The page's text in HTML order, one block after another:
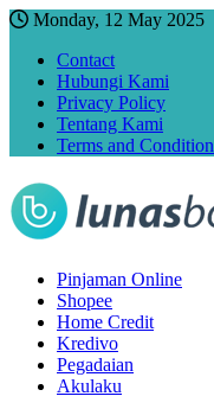
Monday, 12 May 2025
Contact
Hubungi Kami
Privacy Policy
Tentang Kami
Terms and Condition
Pinjaman Online
Shopee
Home Credit
Kredivo
Pegadaian
Akulaku